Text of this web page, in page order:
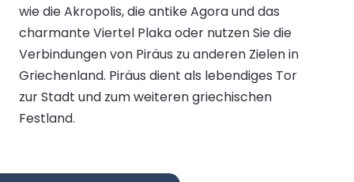
wie die Akropolis, die antike Agora und das
charmante Viertel Plaka oder nutzen Sie die
Verbindungen von Piräus zu anderen Zielen in
Griechenland. Piräus dient als lebendiges Tor
zur Stadt und zum weiteren griechischen
Festland.